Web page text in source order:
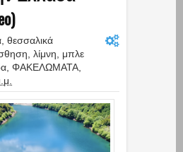
θεσσαλικά
λίμνη
μπλε
ΦΑΚΕΛΩΜΑΤΑ